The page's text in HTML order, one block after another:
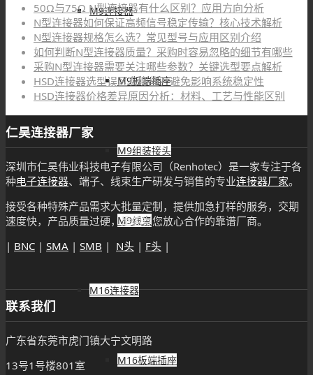
M9连接器
M9板端插座
M9组装接头
M9线束
M16连接器
M16板端插座
50Ω与75Ω N型连接器有什么区别？应用方向分析
N型连接器如何保证高频信号稳定传输？核心技术解析
N型连接器规格怎么选？常见型号与应用区别介绍
如何判断N型连接器质量？采购时容易忽略的细节有哪些
采购N型连接器需要关注哪些参数？关键选型要点解析
HSD连接器选型误区有哪些？避免影响系统稳定性
HSD连接器价格差异原因分析：材料、工艺与性能区别
仁昊连接器厂家
深圳市仁昊伟业科技电子有限公司（Renhotec）是一家专注于各
种电子连接器、端子、线束生产研发与销售的专业连接器厂家。
接受各种特殊产品需求大批量定制，提供加急打样的服务，交期
速度快，产品质量过硬，是值得您放心合作的靠谱厂商。
| BNC | SMA | SMB | N头 | F头 |
联系我们
广东省东莞市虎门镇大宁文明路
13号1号楼801室